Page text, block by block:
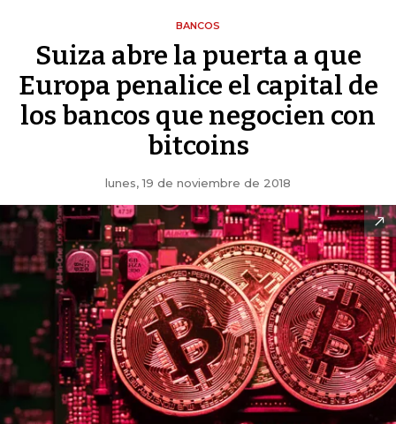
BANCOS
Suiza abre la puerta a que
Europa penalice el capital de
los bancos que negocien con
bitcoins
lunes, 19 de noviembre de 2018